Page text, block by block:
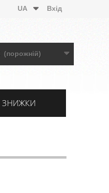
Вхід
UA
(порожній)
ЗНИЖКИ